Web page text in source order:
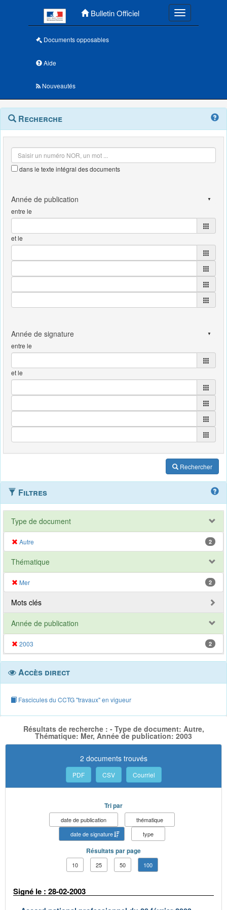
Bulletin Officiel Toggle
Documents opposables
Aide
Nouveautés
Navigation
outils
Menu
contextuel
Recherche
dans le texte intégral des documents
entre le
et le
entre le
et le
Rechercher
Filtres
Type de document
Autre 2
Thématique
Mer 2
Mots clés
Année de publication
2003 2
Accès direct
Fascicules du CCTG "travaux" en vigueur
Résultats de recherche : - Type de document: Autre,
Thématique: Mer, Année de publication: 2003
2 documents trouvés
PDF CSV Courriel
Tri par
date de publication
thématique
date de signature
type
Résultats par page
10 25 50 100
Signé le : 28-02-2003